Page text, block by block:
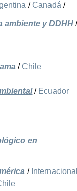
/ Canadá /
ambiente y DDHH
/ Chile
/ Ecuador
en
/ Internacional